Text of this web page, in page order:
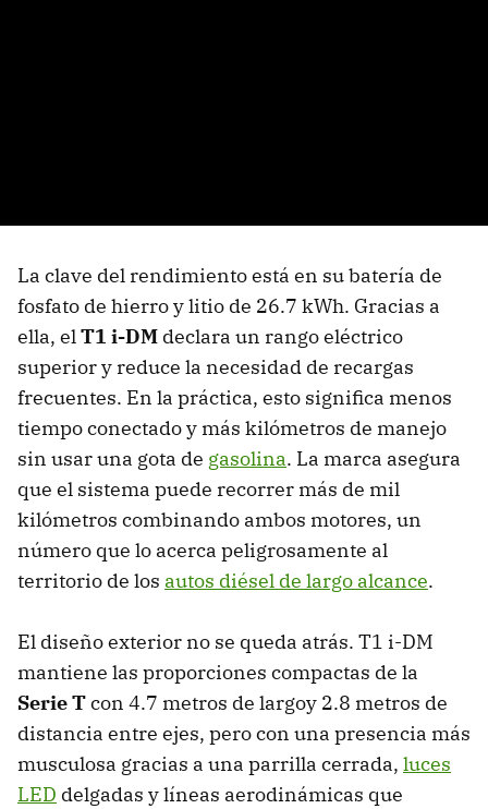
La clave del rendimiento está en su batería de
fosfato de hierro y litio de 26.7 kWh. Gracias a
ella, elT1 i-DM declara un rango eléctrico
superior y reduce la necesidad de recargas
frecuentes. En la práctica, esto significa menos
tiempo conectado y más kilómetros de manejo
sin usar una gota de gasolina. La marca asegura
que el sistema puede recorrer más de mil
kilómetros combinando ambos motores, un
número que lo acerca peligrosamente al
territorio de los autos diésel de largo alcance.
El diseño exterior no se queda atrás. T1 i-DM
mantiene las proporciones compactas de la
Serie Tcon 4.7 metros de largoy 2.8 metros de
distancia entre ejes, pero con una presencia más
musculosa gracias a una parrilla cerrada, luces
LED delgadas y líneas aerodinámicas que